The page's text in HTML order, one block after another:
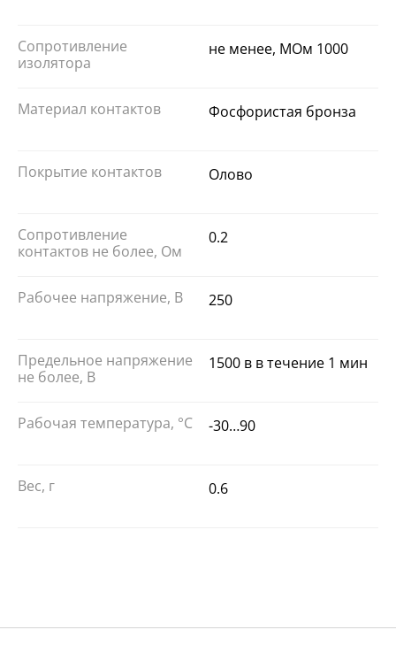
Сопротивление
изолятора
не менее, МОм 1000
Материал контактов Фосфористая бронза
Покрытие контактов Олово
Сопротивление
контактов не более, Ом
0.2
Рабочее напряжение, В 250
Предельное напряжение
не более, В
1500 в в течение 1 мин
Рабочая температура, °С -30…90
Вес, г 0.6